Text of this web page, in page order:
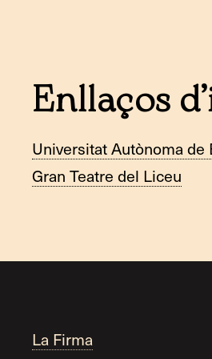
Enllaços
Universitat Autònoma de
Gran Teatre del Liceu
La Firma